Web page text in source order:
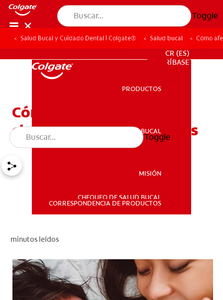
Toggle
SALUD BUCAL
PROMOCIONES
CR (ES)
SUSCRÍBASE
PRODUCTOS
SALUD BUCAL
MISIÓN
CHEQUEO DE SALUD BUCAL
CORRESPONDENCIA DE PRODUCTOS
Toggle
Salud Bucal y Cuidado Dental | Colgate® Salud bucal Cómo
Cómo afecta la displasia
cleidocraneal a los dientes
minutos leídos